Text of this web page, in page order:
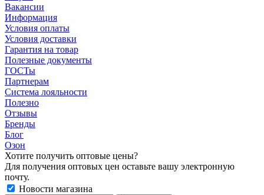
Вакансии
Информация
Условия оплаты
Условия доставки
Гарантия на товар
Полезные документы
ГОСТы
Партнерам
Система лояльности
Полезно
Отзывы
Бренды
Блог
Озон
Хотите получить оптовые цены?
Для получения оптовых цен оставьте вашу электронную
почту.
Новости магазина